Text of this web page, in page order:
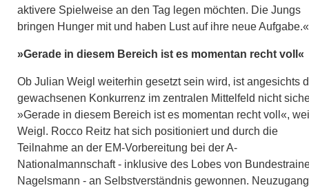
aktivere Spielweise an den Tag legen möchten. Die Jungs
bringen Hunger mit und haben Lust auf ihre neue Aufgabe.«
»Gerade in diesem Bereich ist es momentan recht voll«
Ob Julian Weigl weiterhin gesetzt sein wird, ist angesichts
gewachsenen Konkurrenz im zentralen Mittelfeld nicht
»Gerade in diesem Bereich ist es momentan recht voll«,
Weigl. Rocco Reitz hat sich positioniert und durch die
Teilnahme an der EM-Vorbereitung bei der A-
Nationalmannschaft - inklusive des Lobes von
Nagelsmann - an Selbstverständnis gewonnen. Neuzugang